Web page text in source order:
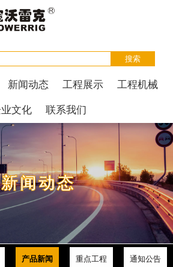
新闻动态 工程展示 工程机械
文化 联系我们
新闻动态
产品新闻 重点工程 通知公告